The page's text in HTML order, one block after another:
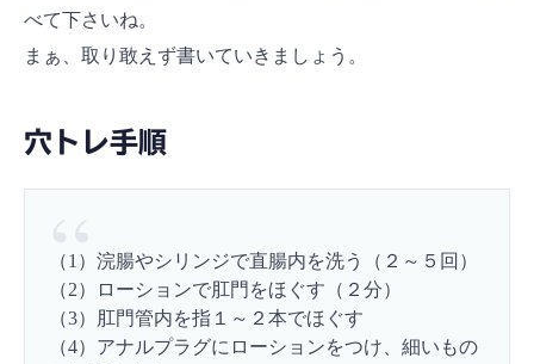
べて下さいね。
まぁ、取り敢えず書いていきましょう。
穴トレ手順
（1）浣腸やシリンジで直腸内を洗う（２～５回）
（2）ローションで肛門をほぐす（２分）
（3）肛門管内を指１～２本でほぐす
（4）アナルプラグにローションをつけ、細いもの